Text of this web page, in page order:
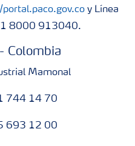
y Línea
8000 913040.
Colombia
Mamonal
744 14 70
693 12 00